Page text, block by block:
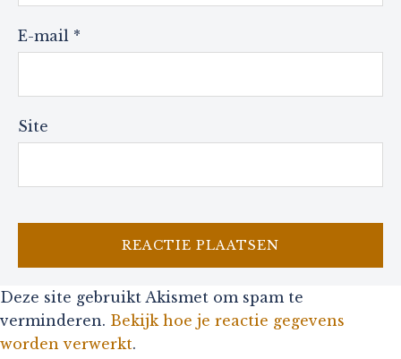
E-mail *
Site
Deze site gebruikt Akismet om spam te
verminderen. Bekijk hoe je reactie gegevens
worden verwerkt.